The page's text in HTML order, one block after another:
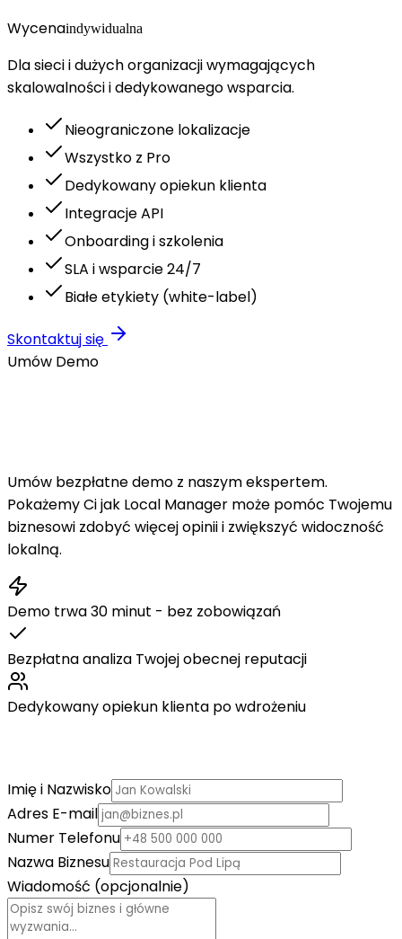
Wycenaindywidualna
Dla sieci i dużych organizacji wymagających
skalowalności i dedykowanego wsparcia.
Nieograniczone lokalizacje
Wszystko z Pro
Dedykowany opiekun klienta
Integracje API
Onboarding i szkolenia
SLA i wsparcie 24/7
Białe etykiety (white-label)
Skontaktuj się
Umów Demo
Umów bezpłatne demo z naszym ekspertem.
Pokażemy Ci jak Local Manager może pomóc Twojemu
biznesowi zdobyć więcej opinii i zwiększyć widoczność
lokalną.
Demo trwa 30 minut - bez zobowiązań
Bezpłatna analiza Twojej obecnej reputacji
Dedykowany opiekun klienta po wdrożeniu
Imię i Nazwisko
Adres E-mail
Numer Telefonu
Nazwa Biznesu
Wiadomość (opcjonalnie)